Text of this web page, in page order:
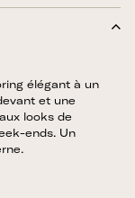
élégant à un
et une
looks de
ends. Un